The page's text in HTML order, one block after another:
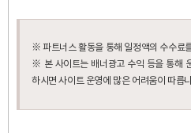
※ 파트너스 활동을 통해 일정액의 수수료
※ 본 사이트는 배너광고 수익 등을 통해
하시면 사이트 운영에 많은 어려움이 따릅